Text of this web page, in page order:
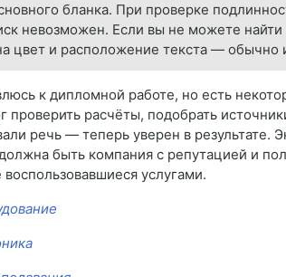
бланка. При проверке
невозможен. Если вы не можете
цвет и расположение текста — обычно
к дипломной работе, но есть
проверить расчёты, подобрать
речь — теперь уверен в результате.
быть компания с репутацией и
услугами.